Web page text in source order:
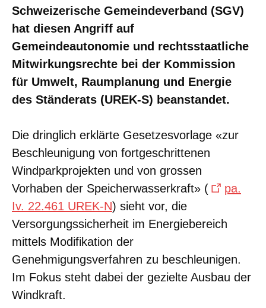
Schweizerische Gemeindeverband (SGV)
hat diesen Angriff auf
Gemeindeautonomie und rechtsstaatliche
Mitwirkungsrechte bei der Kommission
für Umwelt, Raumplanung und Energie
des Ständerats (UREK-S) beanstandet.
Die dringlich erklärte Gesetzesvorlage «zur
Beschleunigung von fortgeschrittenen
Windparkprojekten und von grossen
Vorhaben der Speicherwasserkraft» (
pa.
Iv. 22.461 UREK-N) sieht vor, die
Versorgungssicherheit im Energiebereich
mittels Modifikation der
Genehmigungsverfahren zu beschleunigen.
Im Fokus steht dabei der gezielte Ausbau der
Windkraft.